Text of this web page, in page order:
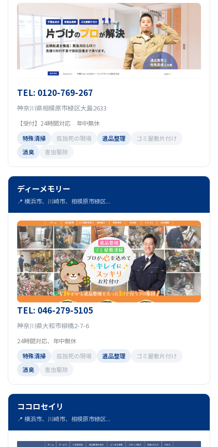
TEL: 0120-769-267
神奈川県相模原市緑区大島2633
【受付】24時間対応 年中無休
特殊清掃
孤独死の現場 遺品整理
ゴミ屋敷片付け
消臭
害虫駆除
ディーメモリー
📍 横浜市、川崎市、相模原市緑区...
TEL: 046-279-5105
神奈川県大和市柳橋2-7-6
24時間対応、年中無休
特殊清掃
孤独死の現場 遺品整理
ゴミ屋敷片付け
消臭
害虫駆除
ココロセイリ
📍 横浜市、川崎市、相模原市緑区...